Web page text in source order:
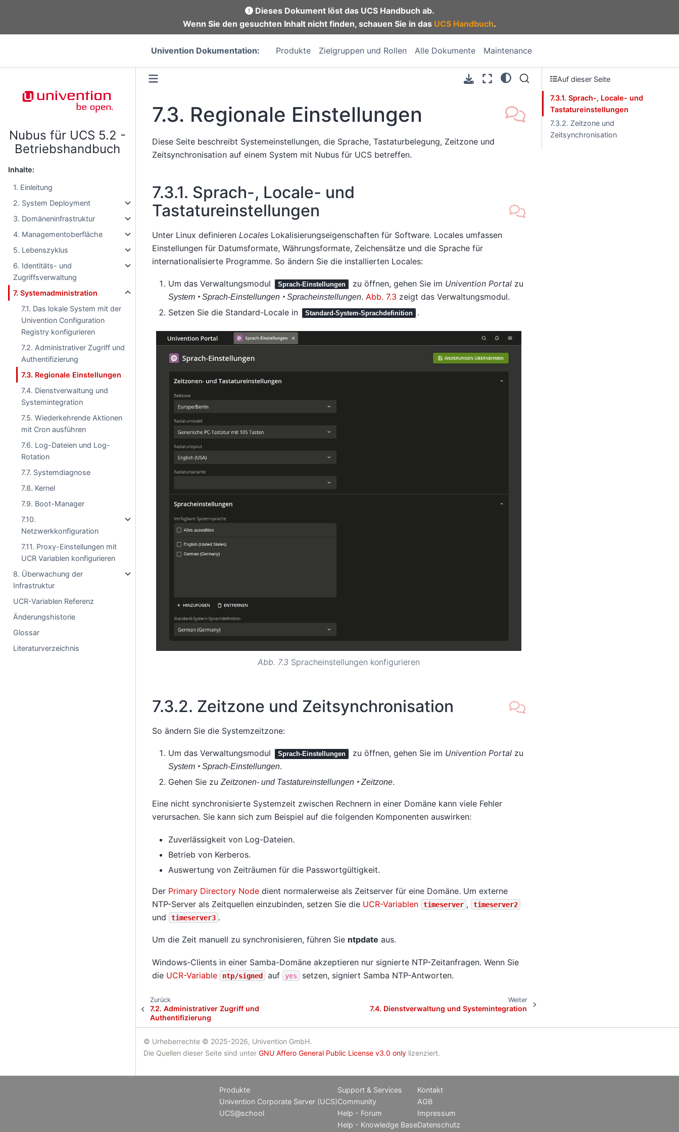
Dieses Dokument löst das UCS Handbuch ab.
Wenn Sie den gesuchten Inhalt nicht finden, schauen Sie in das UCS Handbuch.
Univention Dokumentation: Produkte Zielgruppen und Rollen Alle Dokumente Maintenance
Nubus für UCS 5.2 -
Betriebshandbuch
Inhalte:
1. Einleitung
2. System Deployment
3. Domäneninfrastruktur
4. Managementoberfläche
5. Lebenszyklus
6. Identitäts- und
Zugriffsverwaltung
7. Systemadministration
7.1. Das lokale System mit der
Univention Configuration
Registry konfigurieren
7.2. Administrativer Zugriff und
Authentifizierung
7.3. Regionale Einstellungen
7.4. Dienstverwaltung und
Systemintegration
7.5. Wiederkehrende Aktionen
mit Cron ausführen
7.6. Log-Dateien und Log-
Rotation
7.7. Systemdiagnose
7.8. Kernel
7.9. Boot-Manager
7.10.
Netzwerkkonfiguration
7.11. Proxy-Einstellungen mit
UCR Variablen konfigurieren
8. Überwachung der
Infrastruktur
UCR-Variablen Referenz
Änderungshistorie
Glossar
Literaturverzeichnis
7.3. Regionale Einstellungen
Diese Seite beschreibt Systemeinstellungen, die Sprache, Tastaturbelegung, Zeitzone und
Zeitsynchronisation auf einem System mit Nubus für UCS betreffen.
7.3.1. Sprach-, Locale- und
Tastatureinstellungen
Unter Linux definieren LocalesLokalisierungseigenschaften für Software. Locales umfassen
Einstellungen für Datumsformate, Währungsformate, Zeichensätze und die Sprache für
internationalisierte Programme. So ändern Sie die installierten Locales:
Um das Verwaltungsmodul Sprach-Einstellungen zu öffnen, gehen Sie im Univention Portalzu
System ‣ Sprach-Einstellungen ‣ Spracheinstellungen. Abb. 7.3 zeigt das Verwaltungsmodul.
Setzen Sie die Standard-Locale in
Standard-System-Sprachdefinition .
Abb. 7.3 Spracheinstellungen konfigurieren
7.3.2. Zeitzone und Zeitsynchronisation
So ändern Sie die Systemzeitzone:
Um das Verwaltungsmodul Sprach-Einstellungen zu öffnen, gehen Sie im Univention Portalzu
System ‣ Sprach-Einstellungen.
Gehen Sie zuZeitzonen- und Tastatureinstellungen ‣ Zeitzone.
Eine nicht synchronisierte Systemzeit zwischen Rechnern in einer Domäne kann viele Fehler
verursachen. Sie kann sich zum Beispiel auf die folgenden Komponenten auswirken:
Zuverlässigkeit von Log-Dateien.
Betrieb von Kerberos.
Auswertung von Zeiträumen für die Passwortgültigkeit.
Der Primary Directory Nodedient normalerweise als Zeitserver für eine Domäne. Um externe
NTP-Server als Zeitquellen einzubinden, setzen Sie die UCR-Variablen timeserver , timeserver2
und timeserver3 .
Um die Zeit manuell zu synchronisieren, führen Sie ntpdate aus.
Windows-Clients in einer Samba-Domäne akzeptieren nur signierte NTP-Zeitanfragen. Wenn Sie
die UCR-Variable ntp/signed auf yes setzen, signiert Samba NTP-Antworten.
Zurück
7.2.Administrativer Zugriff und
Authentifizierung
Weiter
7.4. Dienstverwaltung und Systemintegration
Auf dieser Seite
7.3.1. Sprach-, Locale- und
Tastatureinstellungen
7.3.2. Zeitzone und
Zeitsynchronisation
© Urheberrechte © 2025-2026, Univention GmbH.
Die Quellen dieser Seite sind unter GNU Affero General Public License v3.0 onlylizenziert.
Produkte
Univention Corporate Server (UCS)
UCS@school
Support & Services
Community
Help - Forum
Help - Knowledge Base
Kontakt
AGB
Impressum
Datenschutz